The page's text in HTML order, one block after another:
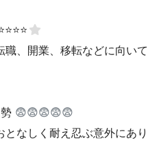
、開業、移転などに向いて
😨😨😨😨😨
なしく耐え忍ぶ意外にあり